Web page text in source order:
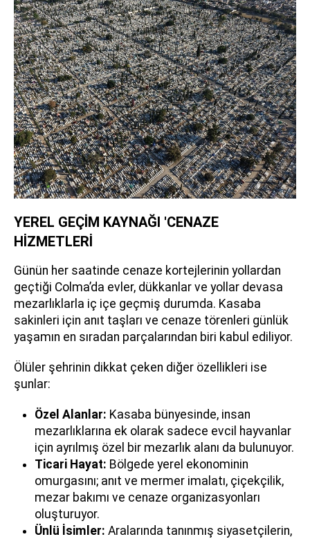
YEREL GEÇİM KAYNAĞI 'CENAZE
HİZMETLERİ
Günün her saatinde cenaze kortejlerinin yollardan
geçtiği Colma’da evler, dükkanlar ve yollar devasa
mezarlıklarla iç içe geçmiş durumda. Kasaba
sakinleri için anıt taşları ve cenaze törenleri günlük
yaşamın en sıradan parçalarından biri kabul ediliyor.
Ölüler şehrinin dikkat çeken diğer özellikleri ise
şunlar:
Özel Alanlar: Kasaba bünyesinde, insan
mezarlıklarına ek olarak sadece evcil hayvanlar
için ayrılmış özel bir mezarlık alanı da bulunuyor.
Ticari Hayat: Bölgede yerel ekonominin
omurgasını; anıt ve mermer imalatı, çiçekçilik,
mezar bakımı ve cenaze organizasyonları
oluşturuyor.
Ünlü İsimler: Aralarında tanınmış siyasetçilerin,